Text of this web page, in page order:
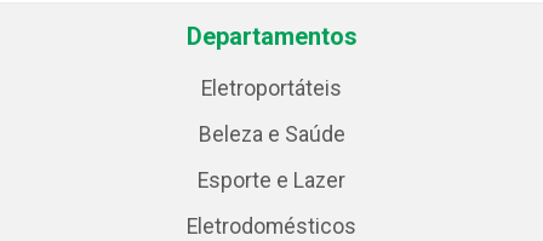
Departamentos
Eletroportáteis
Beleza e Saúde
Esporte e Lazer
Eletrodomésticos